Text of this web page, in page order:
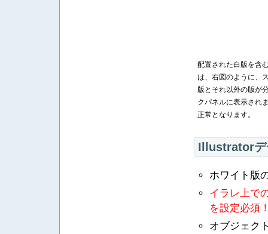
配置された白版を含
は、右図のように、
版とそれ以外の版が
クパネルに表示され
正常となります。
Illustrator
ホワイト版
イラレ上で
を設定必須
オブジェク